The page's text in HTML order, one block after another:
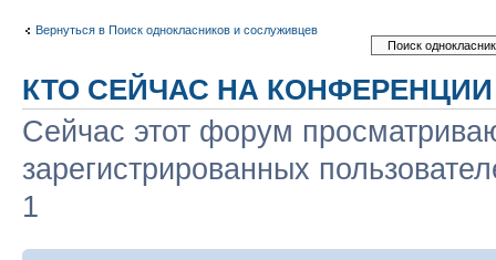
Вернуться в Поиск однокласников и сослуживцев
КТО СЕЙЧАС НА КОНФЕРЕНЦИИ
Сейчас этот форум
зарегистрированных
1